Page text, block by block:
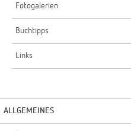
Fotogalerien
Buchtipps
Links
ALLGEMEINES